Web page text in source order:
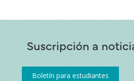
Suscripción a